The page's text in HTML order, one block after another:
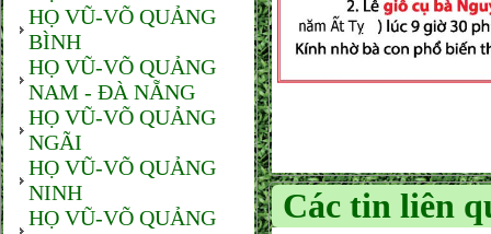
HỌ VŨ-VÕ QUẢNG
BÌNH
HỌ VŨ-VÕ QUẢNG
NAM - ĐÀ NẴNG
HỌ VŨ-VÕ QUẢNG
NGÃI
HỌ VŨ-VÕ QUẢNG
NINH
HỌ VŨ-VÕ QUẢNG
Các tin liên